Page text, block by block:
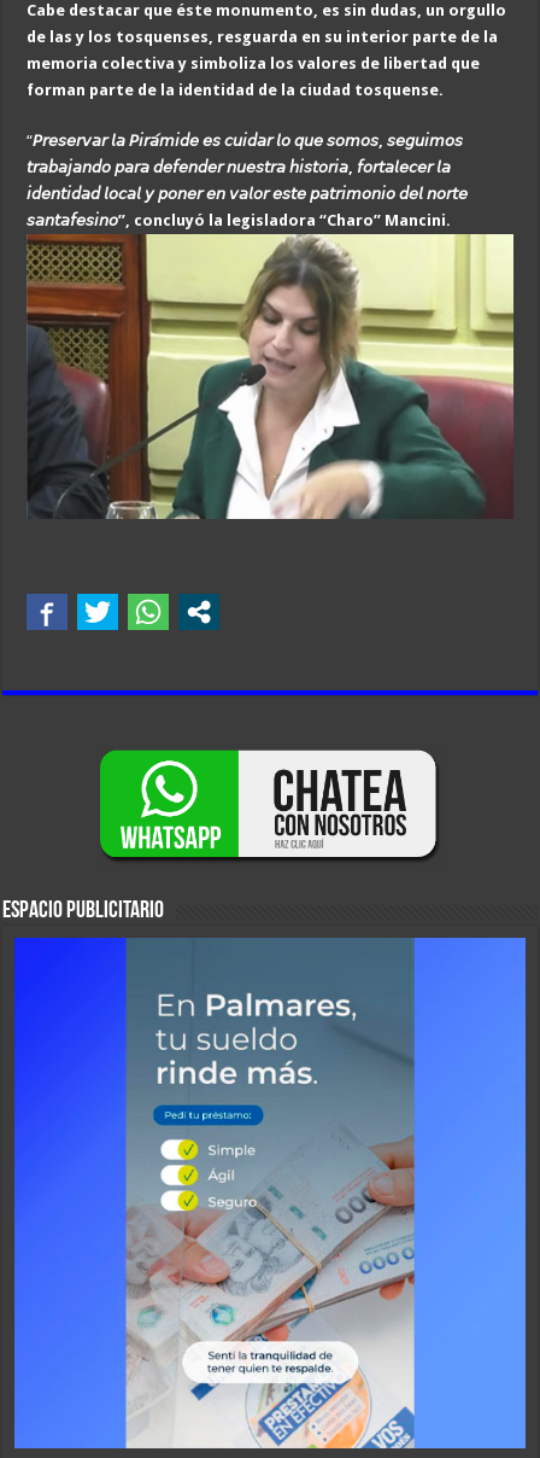
Cabe destacar que éste monumento, es sin dudas, un orgullo
de las y los tosquenses, resguarda en su interior parte de la
memoria colectiva y simboliza los valores de libertad que
forman parte de la identidad de la ciudad tosquense.
“𝘗𝘳𝘦𝘴𝘦𝘳𝘷𝘢𝘳 𝘭𝘢 𝘗𝘪𝘳𝘢𝘮𝘪𝘥𝘦 𝘦𝘴 𝘤𝘶𝘪𝘥𝘢𝘳 𝘭𝘰 𝘲𝘶𝘦 𝘴𝘰𝘮𝘰𝘴,𝘴𝘦𝘨𝘶𝘪𝘮𝘰𝘴
𝘵𝘳𝘢𝘣𝘢𝘫𝘢𝘯𝘥𝘰 𝘱𝘢𝘳𝘢 𝘥𝘦𝘧𝘦𝘯𝘥𝘦𝘳 𝘯𝘶𝘦𝘴𝘵𝘳𝘢 𝘩𝘪𝘴𝘵𝘰𝘳𝘪𝘢, 𝘧𝘰𝘳𝘵𝘢𝘭𝘦𝘤𝘦𝘳 𝘭𝘢
𝘪𝘥𝘦𝘯𝘵𝘪𝘥𝘢𝘥 𝘭𝘰𝘤𝘢𝘭 𝘺 𝘱𝘰𝘯𝘦𝘳 𝘦𝘯 𝘷𝘢𝘭𝘰𝘳 𝘦𝘴𝘵𝘦 𝘱𝘢𝘵𝘳𝘪𝘮𝘰𝘯𝘪𝘰 𝘥𝘦𝘭 𝘯𝘰𝘳𝘵𝘦
𝘴𝘢𝘯𝘵𝘢𝘧𝘦𝘴𝘪𝘯𝘰”, concluyó la legisladora “Charo” Mancini.
ESPACIO PUBLICITARIO